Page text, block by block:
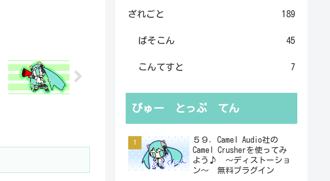
ざれごと 189
ぱそこん 45
こんてすと 7
びゅー とっぷ てん
５９．Camel Audio社の
Camel Crusherを使ってみ
よう♪ ～ディストーショ
ン～ 無料プラグイン